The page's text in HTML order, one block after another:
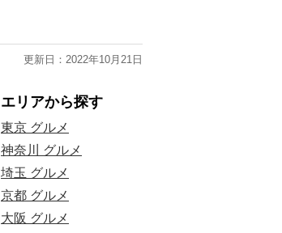
更新日：2022年10月21日
エリアから探す
東京 グルメ
神奈川 グルメ
埼玉 グルメ
京都 グルメ
大阪 グルメ